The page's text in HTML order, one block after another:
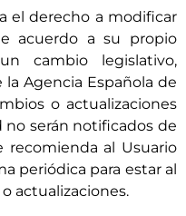
el derecho a modificar
acuerdo a su propio
cambio legislativo,
Agencia Española de
o actualizaciones
no serán notificados de
recomienda al Usuario
periódica para estar al
actualizaciones.